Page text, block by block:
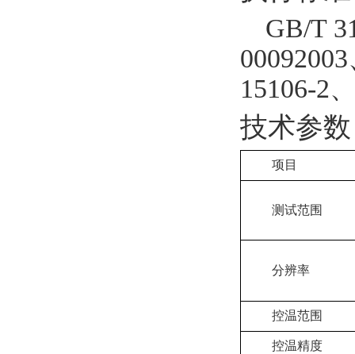
GB/T
15106-2
技术参数
项目
测试范围
分辨率
控温范围
控温精度